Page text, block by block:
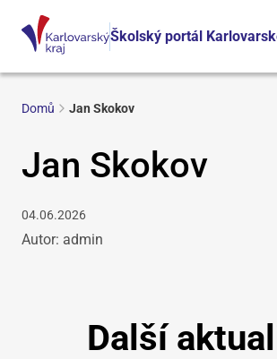
Školský portál
Domů Jan Skokov
Jan Skokov
04.06.2026
Autor: admin
Další